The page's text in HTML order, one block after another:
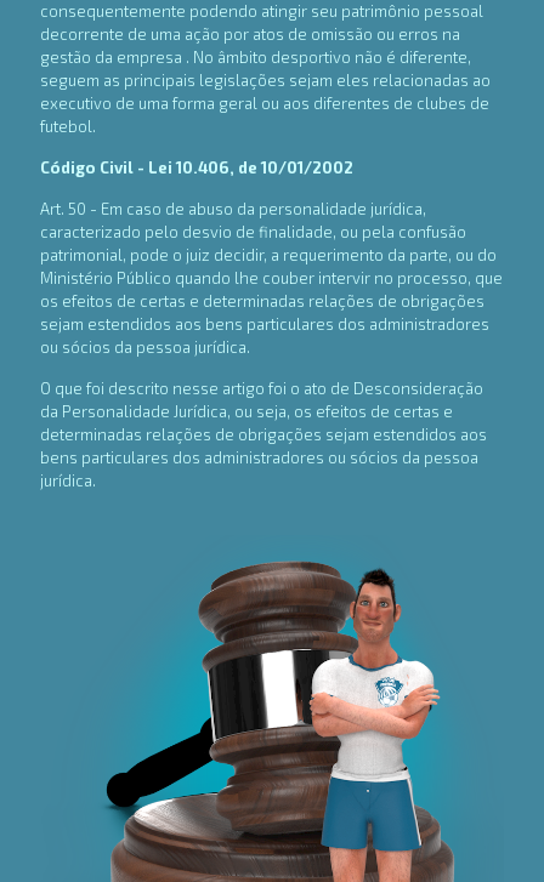
consequentemente podendo atingir seu patrimônio pessoal
decorrente de uma ação por atos de omissão ou erros na
gestão da empresa . No âmbito desportivo não é diferente,
seguem as principais legislações sejam eles relacionadas ao
executivo de uma forma geral ou aos diferentes de clubes de
futebol.
Código Civil - Lei 10.406, de 10/01/2002
Art. 50 - Em caso de abuso da personalidade jurídica,
caracterizado pelo desvio de finalidade, ou pela confusão
patrimonial, pode o juiz decidir, a requerimento da parte, ou do
Ministério Público quando lhe couber intervir no processo, que
os efeitos de certas e determinadas relações de obrigações
sejam estendidos aos bens particulares dos administradores
ou sócios da pessoa jurídica.
O que foi descrito nesse artigo foi o ato de Desconsideração
da Personalidade Jurídica, ou seja, os efeitos de certas e
determinadas relações de obrigações sejam estendidos aos
bens particulares dos administradores ou sócios da pessoa
jurídica.